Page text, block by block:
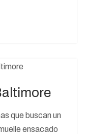
que buscan un
ensacado